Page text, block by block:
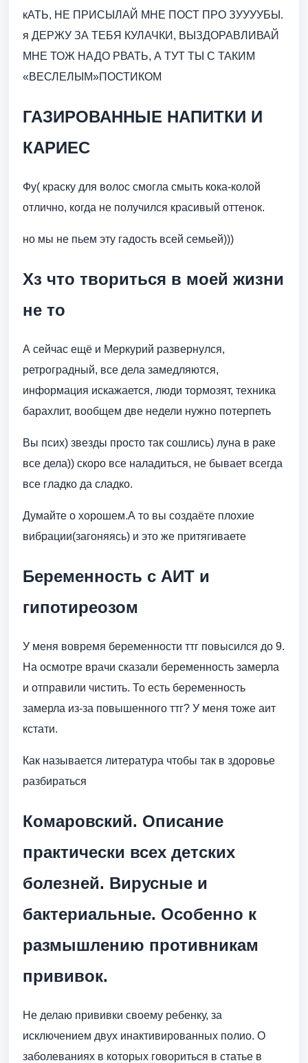
кАТЬ, НЕ ПРИСЫЛАЙ МНЕ ПОСТ ПРО ЗУУУУБЫ.
я ДЕРЖУ ЗА ТЕБЯ КУЛАЧКИ, ВЫЗДОРАВЛИВАЙ
МНЕ ТОЖ НАДО РВАТЬ, А ТУТ ТЫ С ТАКИМ
«ВЕСЛЕЛЫМ»ПОСТИКОМ
ГАЗИРОВАННЫЕ НАПИТКИ И
КАРИЕС
Фу( краску для волос смогла смыть кока-колой
отлично, когда не получился красивый оттенок.
но мы не пьем эту гадость всей семьей)))
Хз что твориться в моей жизни
не то
А сейчас ещё и Меркурий развернулся,
ретроградный, все дела замедляются,
информация искажается, люди тормозят, техника
барахлит, вообщем две недели нужно потерпеть
Вы псих) звезды просто так сошлись) луна в раке
все дела)) скоро все наладиться, не бывает всегда
все гладко да сладко.
Думайте о хорошем.А то вы создаёте плохие
вибрации(загоняясь) и это же притягиваете
Беременность с АИТ и
гипотиреозом
У меня вовремя беременности ттг повысился до 9.
На осмотре врачи сказали беременность замерла
и отправили чистить. То есть беременность
замерла из-за повышенного ттг? У меня тоже аит
кстати.
Как называется литература чтобы так в здоровье
разбираться
Комаровский. Описание
практически всех детских
болезней. Вирусные и
бактериальные. Особенно к
размышлению противникам
прививок.
Не делаю прививки своему ребенку, за
исключением двух инактивированных полио. О
заболеваниях в которых говориться в статье в